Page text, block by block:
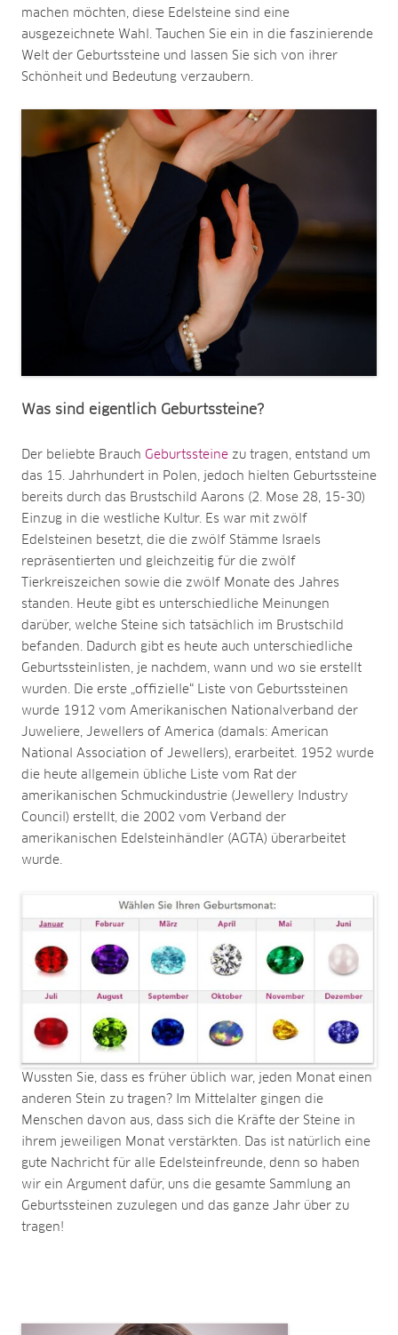
machen möchten, diese Edelsteine sind eine
ausgezeichnete Wahl. Tauchen Sie ein in die faszinierende
Welt der Geburtssteine und lassen Sie sich von ihrer
Schönheit und Bedeutung verzaubern.
Was sind eigentlich Geburtssteine?
Der beliebte Brauch Geburtssteine zu tragen, entstand um
das 15. Jahrhundert in Polen, jedoch hielten Geburtssteine
bereits durch das Brustschild Aarons (2. Mose 28, 15-30)
Einzug in die westliche Kultur. Es war mit zwölf
Edelsteinen besetzt, die die zwölf Stämme Israels
repräsentierten und gleichzeitig für die zwölf
Tierkreiszeichen sowie die zwölf Monate des Jahres
standen. Heute gibt es unterschiedliche Meinungen
darüber, welche Steine sich tatsächlich im Brustschild
befanden. Dadurch gibt es heute auch unterschiedliche
Geburtssteinlisten, je nachdem, wann und wo sie erstellt
wurden. Die erste „offizielle“ Liste von Geburtssteinen
wurde 1912 vom Amerikanischen Nationalverband der
Juweliere, Jewellers of America (damals: American
National Association of Jewellers), erarbeitet. 1952 wurde
die heute allgemein übliche Liste vom Rat der
amerikanischen Schmuckindustrie (Jewellery Industry
Council) erstellt, die 2002 vom Verband der
amerikanischen Edelsteinhändler (AGTA) überarbeitet
wurde.
Wussten Sie, dass es früher üblich war, jeden Monat einen
anderen Stein zu tragen? Im Mittelalter gingen die
Menschen davon aus, dass sich die Kräfte der Steine in
ihrem jeweiligen Monat verstärkten. Das ist natürlich eine
gute Nachricht für alle Edelsteinfreunde, denn so haben
wir ein Argument dafür, uns die gesamte Sammlung an
Geburtssteinen zuzulegen und das ganze Jahr über zu
tragen!